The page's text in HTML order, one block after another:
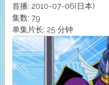
首播: 2010-07-06(日本)
集数: 79
单集片长: 25 分钟